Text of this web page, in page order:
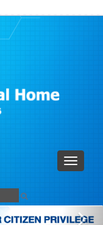
Toggle